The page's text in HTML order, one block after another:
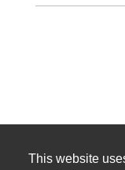
This website